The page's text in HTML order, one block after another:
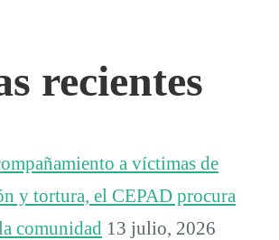
recientes
a víctimas de
y tortura, el CEPAD procura
comunidad 13 julio, 2026